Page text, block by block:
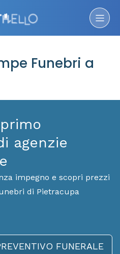
Funebri a
agenzie
impegno e scopri prezzi
di Pietracupa
FUNERALE